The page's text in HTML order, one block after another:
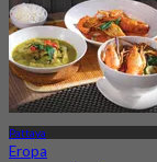
Pattaya
Eropa